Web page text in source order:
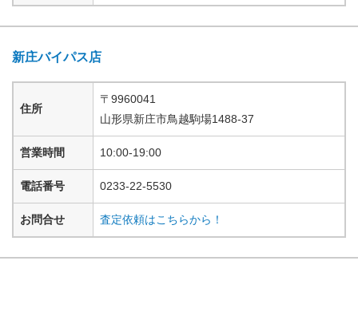
新庄バイパス店
住所
〒 9960041
山形県新庄市鳥越駒場1488-37
営業時間 10:00-19:00
電話番号 0233-22-5530
お問合せ 査定依頼はこちらから！